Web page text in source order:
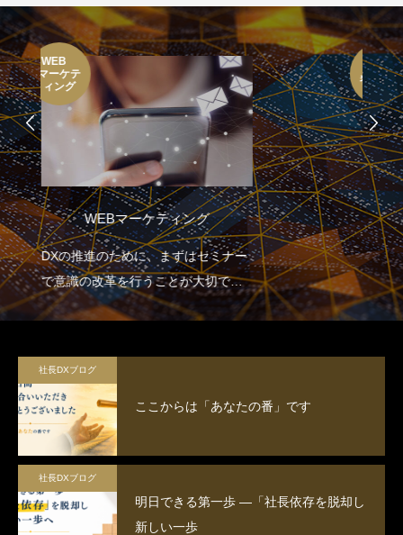
養成講座
Google WorkspaceDX研修
Zoom双方向対話型研修
クラウドツール活用/業務効率化/AI連
携/プロジェクトマネジメントを包含
社長DXブログ
ここからは「あなたの番」です
社長DXブログ
明日できる第一歩 ―「社長依存を脱却し
新しい一歩